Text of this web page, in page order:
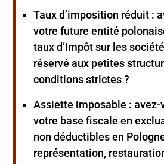
Taux d’imposition réduit :
votre future entité
taux d’Impôt sur les
réservé aux petites
conditions strictes ?
Assiette imposable : avez-
votre base fiscale en
non déductibles en
représentation,